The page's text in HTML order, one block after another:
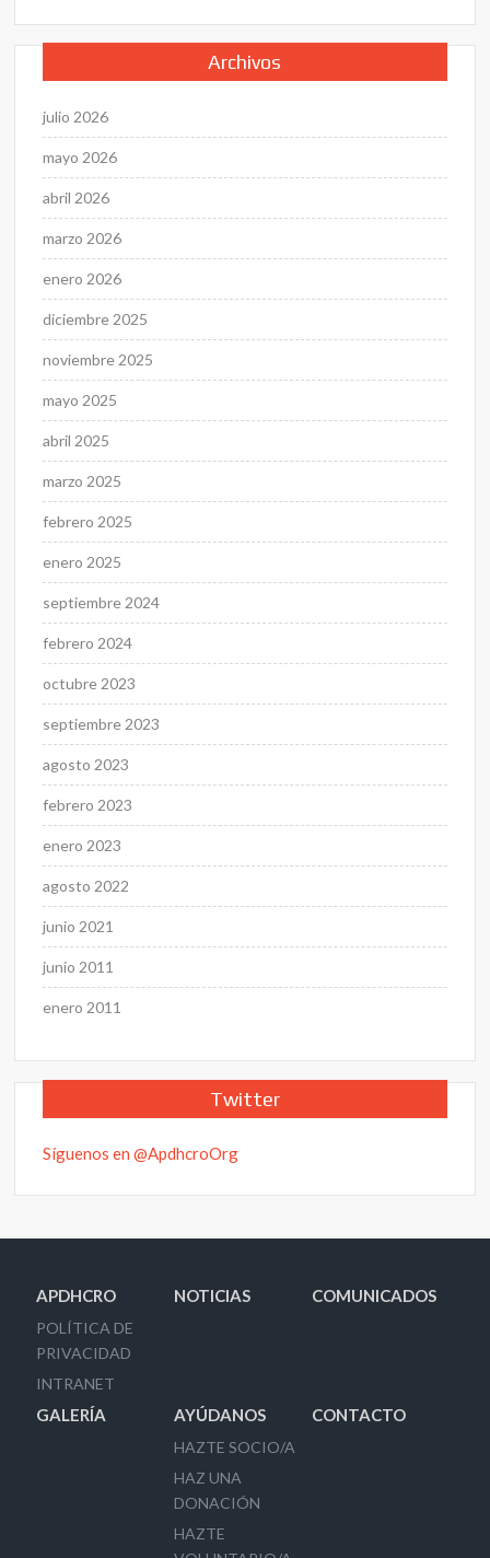
Archivos
julio 2026
mayo 2026
abril 2026
marzo 2026
enero 2026
diciembre 2025
noviembre 2025
mayo 2025
abril 2025
marzo 2025
febrero 2025
enero 2025
septiembre 2024
febrero 2024
octubre 2023
septiembre 2023
agosto 2023
febrero 2023
enero 2023
agosto 2022
junio 2021
junio 2011
enero 2011
Twitter
Síguenos en @ApdhcroOrg
APDHCRO
POLÍTICA DE
PRIVACIDAD
INTRANET
NOTICIAS COMUNICADOS
GALERÍA AYÚDANOS
HAZTE SOCIO/A
HAZ UNA
DONACIÓN
HAZTE
CONTACTO